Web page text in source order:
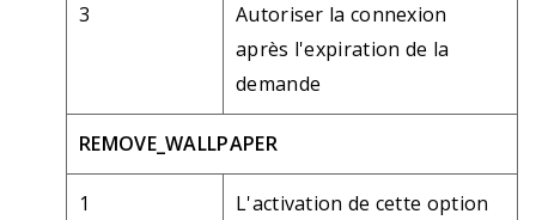
3
Autoriser la connexion
après l'expiration de la
demande
REMOVE_WALLPAPER
1
L'activation de cette option